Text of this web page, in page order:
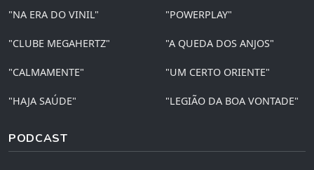
"NA ERA DO VINIL" "POWERPLAY"
"CLUBE MEGAHERTZ" "A QUEDA DOS ANJOS"
"CALMAMENTE" "UM CERTO ORIENTE"
"HAJA SAÚDE" "LEGIÃO DA BOA VONTADE"
PODCAST